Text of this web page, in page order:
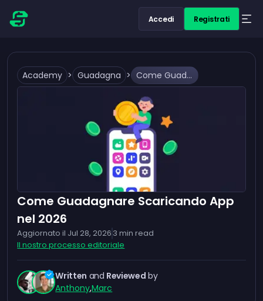
Accedi Registrati
Academy > Guadagna > Come Guadagnare Scaricando App nel 2026
Come Guadagnare Scaricando App
nel 2026
Aggiornato il Jul 28, 2026 3 min read
Il nostro processo editoriale
Written and Reviewed by
Anthony,Marc